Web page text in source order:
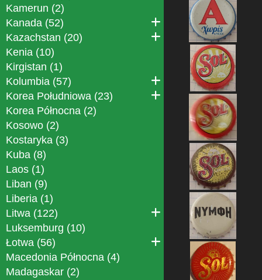
Kamerun (2)
Kanada (52)
Kazachstan (20)
Kenia (10)
Kirgistan (1)
Kolumbia (57)
Korea Południowa (23)
Korea Północna (2)
Kosowo (2)
Kostaryka (3)
Kuba (8)
Laos (1)
Liban (9)
Liberia (1)
Litwa (122)
Luksemburg (10)
Łotwa (56)
Macedonia Północna (4)
Madagaskar (2)